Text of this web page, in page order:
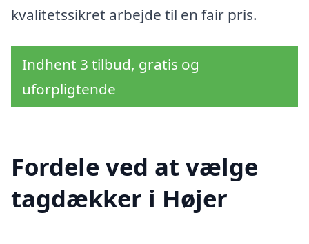
kvalitetssikret arbejde til en fair pris.
Indhent 3 tilbud, gratis og
uforpligtende
Fordele ved at vælge
tagdækker i Højer